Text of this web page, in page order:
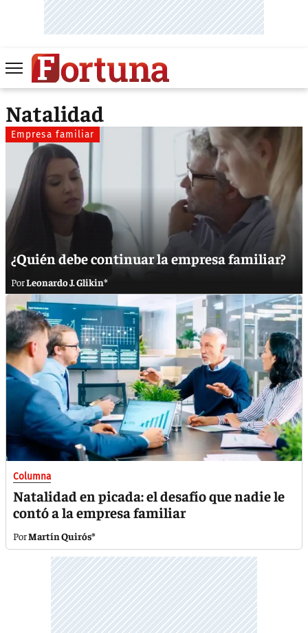
Natalidad
Empresa familiar
¿Quién debe continuar la empresa familiar?
Leonardo J. Glikin*
Columna
Natalidad en picada: el desafío que nadie le
contó a la empresa familiar
Martín Quirós*